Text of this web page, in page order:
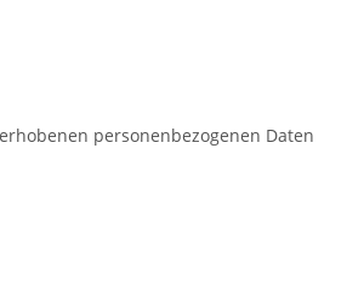
personenbezogenen Daten